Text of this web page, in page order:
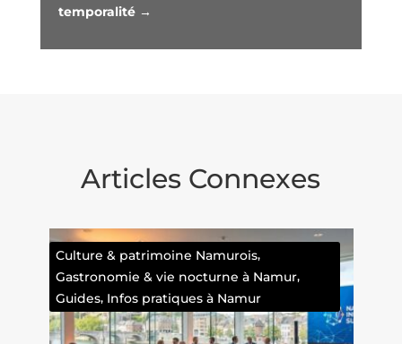
temporalité→
Articles Connexes
Faits divers namurois